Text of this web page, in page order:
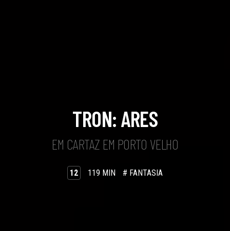
TRON: ARES
EM CARTAZ EM PORTO VELHO
12 119 MIN # FANTASIA